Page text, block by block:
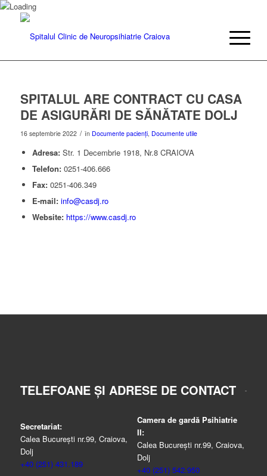
SPITALUL ARE CONTRACT CU CASA
DE ASIGURĂRI DE SĂNĂTATE DOLJ
16 septembrie 2022 / în Documente pacienți, Documente utile
Adresa:Str. 1 Decembrie 1918, Nr.8 CRAIOVA
Telefon:0251-406.666
Fax:0251-406.349
E-mail: info@casdj.ro
Website: https://www.casdj.ro
TELEFOANE ȘI ADRESE DE CONTACT
Secretariat:
Calea București nr.99, Craiova,
Dolj
+40 (251) 431.189
Camera de gardă Psihiatrie
II:
Calea București nr.99, Craiova,
Dolj
+40 (251) 542.950